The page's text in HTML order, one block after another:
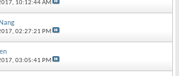
10:12:44 AM
02:27:21 PM
03:05:41 PM